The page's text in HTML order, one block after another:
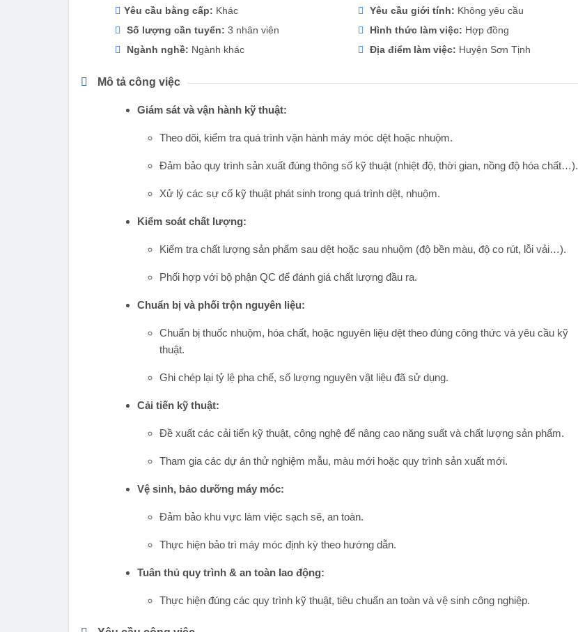
Yêu cầu bằng cấp: Khác
Số lượng cần tuyển: 3 nhân viên
Ngành nghề: Ngành khác
Yêu cầu giới tính: Không yêu cầu
Hình thức làm việc: Hợp đồng
Địa điểm làm việc: Huyện Sơn Tịnh
Mô tả công việc
Giám sát và vận hành kỹ thuật:
Theo dõi, kiểm tra quá trình vận hành máy móc dệt hoặc nhuộm.
Đảm bảo quy trình sản xuất đúng thông số kỹ thuật (nhiệt độ, thời gian, nồng độ hóa chất…).
Xử lý các sự cố kỹ thuật phát sinh trong quá trình dệt, nhuộm.
Kiểm soát chất lượng:
Kiểm tra chất lượng sản phẩm sau dệt hoặc sau nhuộm (độ bền màu, độ co rút, lỗi vải…).
Phối hợp với bộ phận QC để đánh giá chất lượng đầu ra.
Chuẩn bị và phối trộn nguyên liệu:
Chuẩn bị thuốc nhuộm, hóa chất, hoặc nguyên liệu dệt theo đúng công thức và yêu cầu kỹ
thuật.
Ghi chép lại tỷ lệ pha chế, số lượng nguyên vật liệu đã sử dụng.
Cải tiến kỹ thuật:
Đề xuất các cải tiến kỹ thuật, công nghệ để nâng cao năng suất và chất lượng sản phẩm.
Tham gia các dự án thử nghiệm mẫu, màu mới hoặc quy trình sản xuất mới.
Vệ sinh, bảo dưỡng máy móc:
Đảm bảo khu vực làm việc sạch sẽ, an toàn.
Thực hiện bảo trì máy móc định kỳ theo hướng dẫn.
Tuân thủ quy trình & an toàn lao động:
Thực hiện đúng các quy trình kỹ thuật, tiêu chuẩn an toàn và vệ sinh công nghiệp.